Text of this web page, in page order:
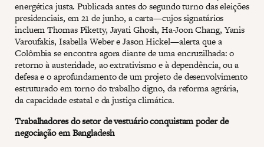
energética justa. Publicada antes do segundo turno das eleições
presidenciais, em 21 de junho, a carta—cujos signatários
incluem Thomas Piketty, Jayati Ghosh, Ha-Joon Chang, Yanis
Varoufakis, Isabella Weber e Jason Hickel—alerta que a
Colômbia se encontra agora diante de uma encruzilhada: o
retorno à austeridade, ao extrativismo e à dependência, ou a
defesa e o aprofundamento de um projeto de desenvolvimento
estruturado em torno do trabalho digno, da reforma agrária,
da capacidade estatal e da justiça climática.
Trabalhadores do setor de vestuário conquistam poder de
negociação em Bangladesh